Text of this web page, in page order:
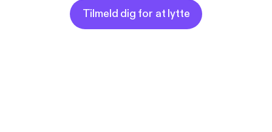
Tilmeld dig for at lytte